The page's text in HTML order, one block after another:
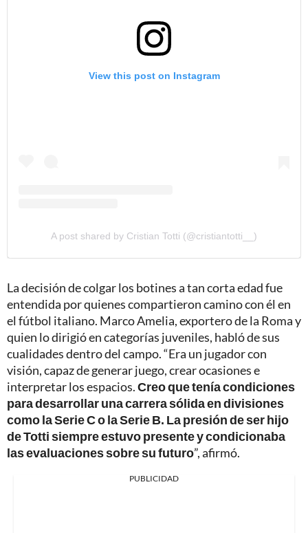
View this post on Instagram
A post shared by Cristian Totti (@cristiantotti__)
La decisión de colgar los botines a tan corta edad fue
entendida por quienes compartieron camino con él en
el fútbol italiano. Marco Amelia, exportero de la Roma y
quien lo dirigió en categorías juveniles, habló de sus
cualidades dentro del campo. “Era un jugador con
visión, capaz de generar juego, crear ocasiones e
interpretar los espacios.Creo que tenía condiciones
para desarrollar una carrera sólida en divisiones
como la Serie C o la Serie B. La presión de ser hijo
de Totti siempre estuvo presente y condicionaba
las evaluaciones sobre su futuro”, afirmó.
PUBLICIDAD